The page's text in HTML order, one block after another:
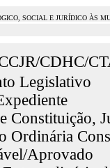
SOCIAL E JURÍDICO ÀS
CDHC/
Legislativo
Constituição,
Ordinária
Aprovado